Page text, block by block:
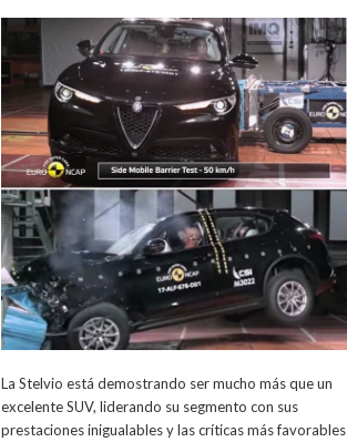
La Stelvio está demostrando ser mucho más que un
excelente SUV, liderando su segmento con sus
prestaciones inigualables y las críticas más favorables